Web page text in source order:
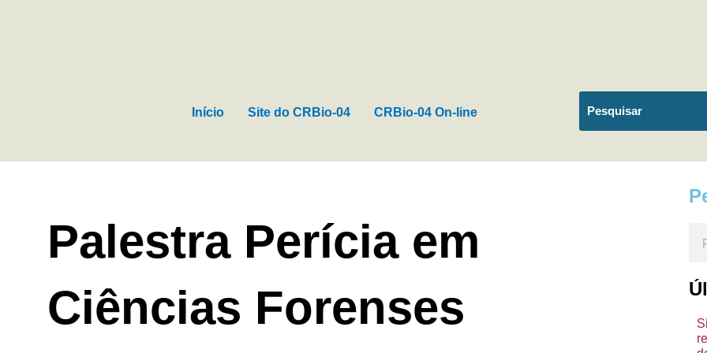
Início Site do CRBio-04 CRBio-04 On-line
Palestra Perícia em
Ciências Forenses